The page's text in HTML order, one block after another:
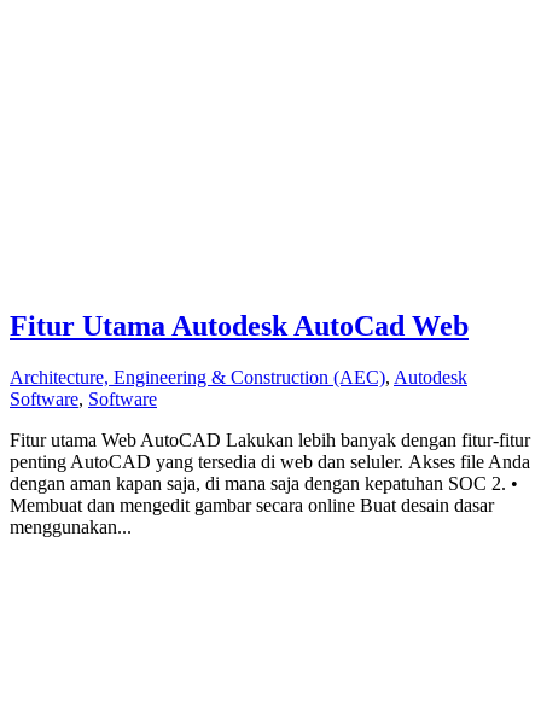
Fitur Utama Autodesk AutoCad Web
Architecture, Engineering & Construction (AEC), Autodesk
Software, Software
Fitur utama Web AutoCAD Lakukan lebih banyak dengan fitur-fitur
penting AutoCAD yang tersedia di web dan seluler. Akses file Anda
dengan aman kapan saja, di mana saja dengan kepatuhan SOC 2. •
Membuat dan mengedit gambar secara online Buat desain dasar
menggunakan...